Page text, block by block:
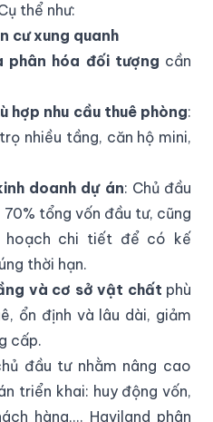
thể như:
cư xung quanh
phân hóa đối tượng cần
hợp nhu cầu thuê phòng:
nhiều tầng, căn hộ mini,
doanh dự án: Chủ đầu
tổng vốn đầu tư, cũng
hoạch chi tiết để có kế
thời hạn.
và cơ sở vật chất phù
ổn định và lâu dài, giảm
cấp.
đầu tư nhằm nâng cao
triển khai: huy động vốn,
hàng,... Haviland phân